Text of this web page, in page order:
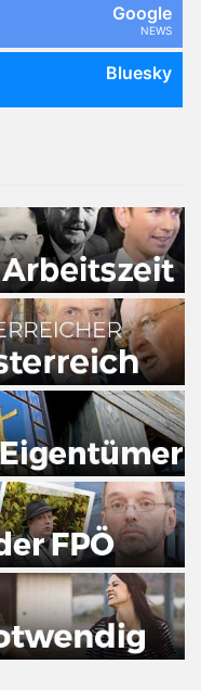
Google
NEWS
Bluesky